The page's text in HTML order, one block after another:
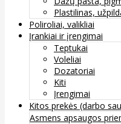
Plastilinas,
Poliroliai, valikliai
Įrankiai ir įrengimai
Teptukai
Voleliai
Dozatoriai
Kiti
Įrengimai
Kitos prekės (darbo
Asmens apsaugos